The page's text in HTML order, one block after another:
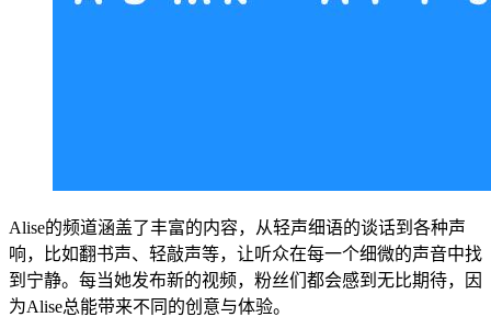
Alise的频道涵盖了丰富的内容，从轻声细语的谈话到各种声
响，比如翻书声、轻敲声等，让听众在每一个细微的声音中找
到宁静。每当她发布新的视频，粉丝们都会感到无比期待，因
为Alise总能带来不同的创意与体验。